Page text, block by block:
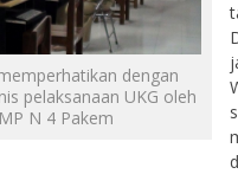
dengan
pelaksanaan UKG oleh
N 4 Pakem